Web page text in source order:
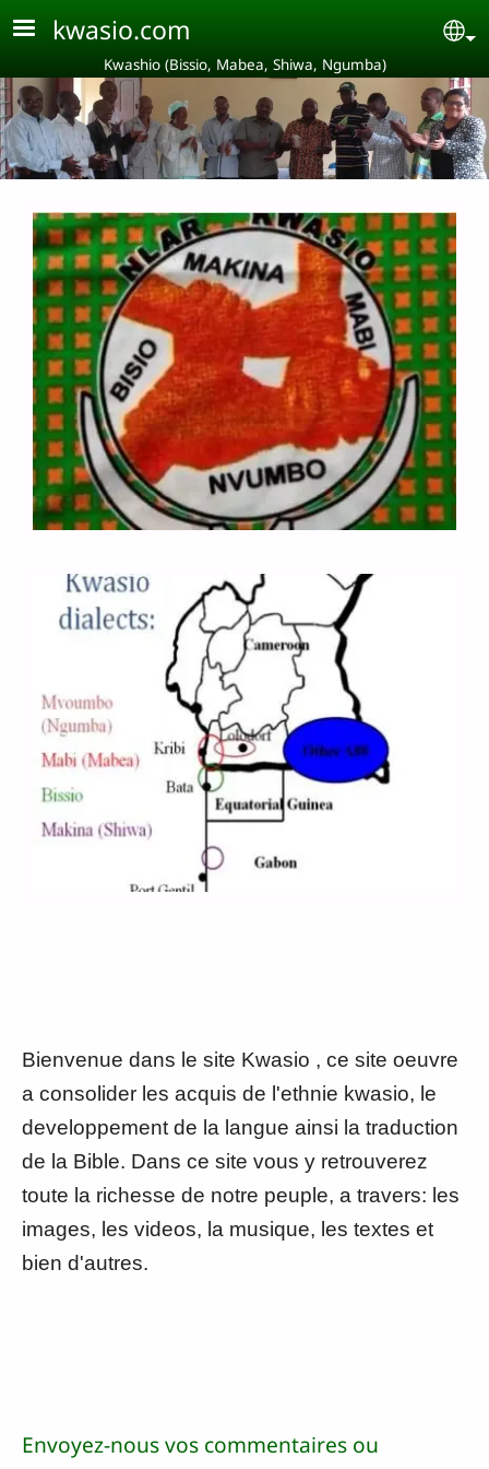
Aller au contenu principal
kwasio.com
Kwashio (Bissio, Mabea, Shiwa, Ngumba)
Bienvenue dans le site Kwasio , ce site oeuvre
a consolider les acquis de l'ethnie kwasio, le
developpement de la langue ainsi la traduction
de la Bible. Dans ce site vous y retrouverez
toute la richesse de notre peuple, a travers: les
images, les videos, la musique, les textes et
bien d'autres.
Envoyez-nous vos commentaires ou